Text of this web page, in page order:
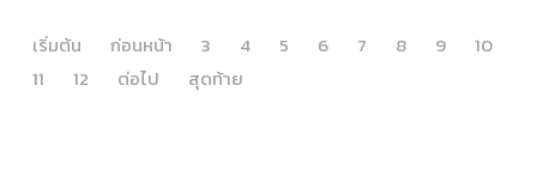
เริ่มต้น ก่อนหน้า 3 4 5 6 7 8 9
10
11
12 ต่อไป สุดท้าย